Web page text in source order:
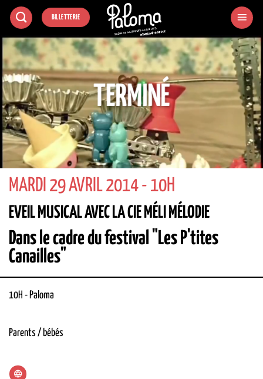
Passer
contenu
BILLETTERIE
TERMINÉ
MARDI 29 AVRIL 2014 - 10H
EVEIL MUSICAL AVEC LA CIE MÉLI MÉLODIE
Dans le cadre du festival "Les P'tites
Canailles"
10H - Paloma
Parents / bébés